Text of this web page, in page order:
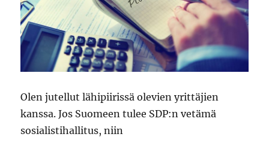
Olen jutellut lähipiirissä olevien yrittäjien
kanssa. Jos Suomeen tulee SDP:n vetämä
sosialistihallitus, niin